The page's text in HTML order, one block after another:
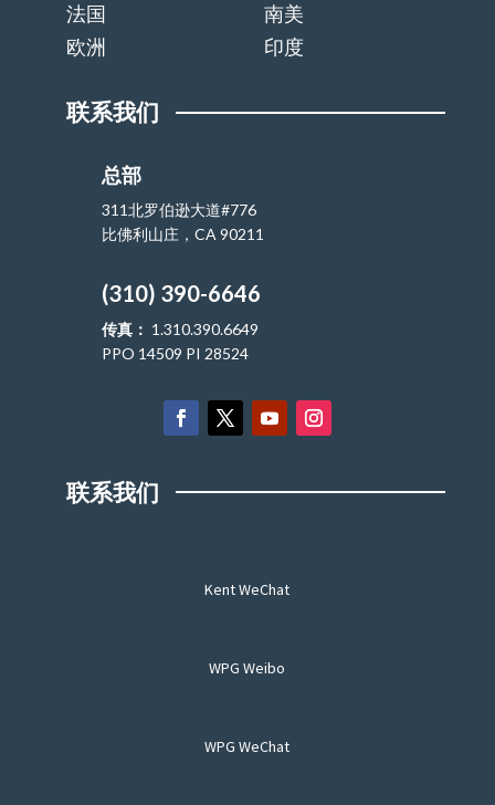
法国
南美
欧洲
印度
联系我们
总部
311北罗伯逊大道#776
比佛利山庄，CA 90211
(310) 390-6646
传真： 1.310.390.6649
PPO 14509 PI 28524
联系我们
Kent WeChat
WPG Weibo
WPG WeChat